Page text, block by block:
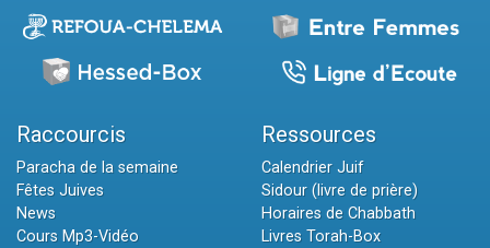
Raccourcis
Paracha de la semaine
Fêtes Juives
News
Cours Mp3-Vidéo
Ressources
Calendrier Juif
Sidour (livre de prière)
Horaires de Chabbath
Livres Torah-Box